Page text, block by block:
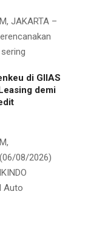
JAKARTA –
di GIIAS
demi
08/2026)
Auto